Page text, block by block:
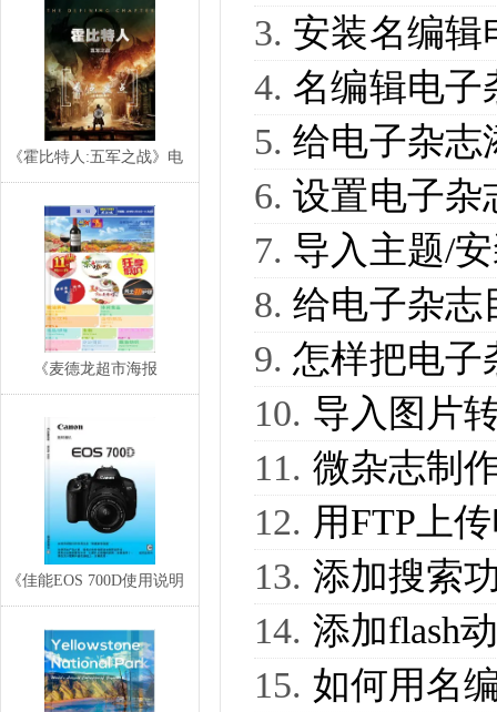
《霍比特人:五军之战》电
《麦德龙超市海报
《佳能EOS 700D使用说明
安装名编辑
名编辑电子
给电子杂志
设置电子杂
导入主题/
给电子杂志
怎样把电子
导入图片
微杂志制
用FTP上
添加搜索
添加flash
如何用名